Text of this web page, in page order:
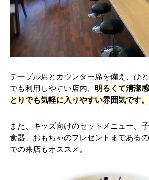
テーブル席とカウンター席を備え、ひ
でも利用しやすい店内。 明るくて清潔
とりでも気軽に入りやすい雰囲気です。
また、キッズ向けのセットメニュー、
食器、おもちゃのプレゼントまである
での来店もオススメ。